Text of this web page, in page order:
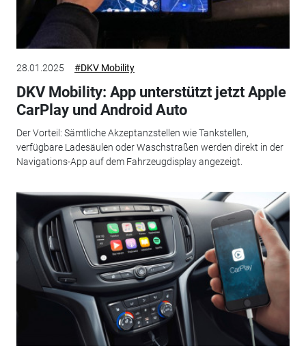
28.01.2025 #DKV Mobility
DKV Mobility: App unterstützt jetzt Apple
CarPlay und Android Auto
Der Vorteil: Sämtliche Akzeptanzstellen wie Tankstellen,
verfügbare Ladesäulen oder Waschstraßen werden direkt in der
Navigations-App auf dem Fahrzeugdisplay angezeigt.